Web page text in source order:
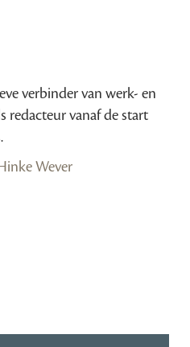
verbinder van werk- en
redacteur vanaf de start
Wever